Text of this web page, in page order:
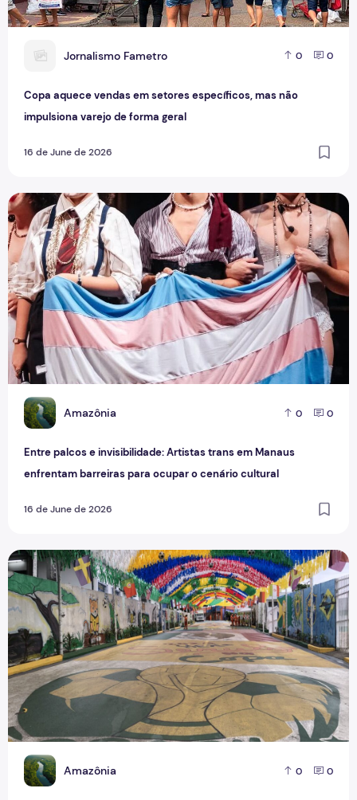
J Jornalismo Fametro 0 0
Copa aquece vendas em setores específicos, mas não
impulsiona varejo de forma geral
16 de June de 2026
A Amazônia 0 0
Entre palcos e invisibilidade: Artistas trans em Manaus
enfrentam barreiras para ocupar o cenário cultural
16 de June de 2026
Entre palcos e invisibilidade: Artistas trans em Manaus
A Amazônia 0 0
Rua da Copa na Compensa: Os preparativos da Semulsp